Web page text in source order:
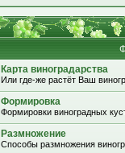
Карта виноградарства
Или где-же растёт Ваш
Формировка
Формировки виноградных
Размножение
Способы размножения